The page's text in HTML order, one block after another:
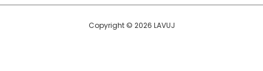
Copyright © 2026 LAVUJ